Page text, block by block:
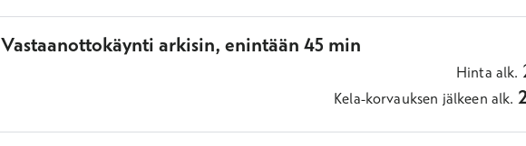
Vastaanottokäynti arkisin, enintään 45 min
Hinta alk.
Kela-korvauksen jälkeen alk.